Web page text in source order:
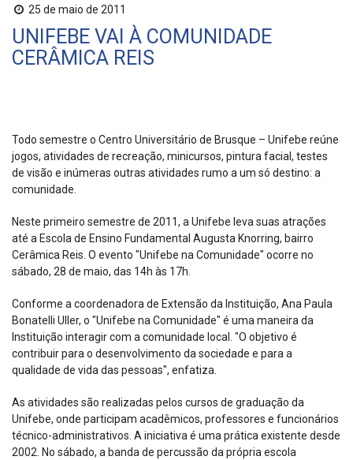
25 de maio de 2011
UNIFEBE VAI À COMUNIDADE
CERÂMICA REIS
Todo semestre o Centro Universitário de Brusque – Unifebe reúne
jogos, atividades de recreação, minicursos, pintura facial, testes
de visão e inúmeras outras atividades rumo a um só destino: a
comunidade.
Neste primeiro semestre de 2011, a Unifebe leva suas atrações
até a Escola de Ensino Fundamental Augusta Knorring, bairro
Cerâmica Reis. O evento "Unifebe na Comunidade" ocorre no
sábado, 28 de maio, das 14h às 17h.
Conforme a coordenadora de Extensão da Instituição, Ana Paula
Bonatelli Uller, o "Unifebe na Comunidade" é uma maneira da
Instituição interagir com a comunidade local. "O objetivo é
contribuir para o desenvolvimento da sociedade e para a
qualidade de vida das pessoas", enfatiza.
As atividades são realizadas pelos cursos de graduação da
Unifebe, onde participam acadêmicos, professores e funcionários
técnico-administrativos. A iniciativa é uma prática existente desde
2002. No sábado, a banda de percussão da própria escola